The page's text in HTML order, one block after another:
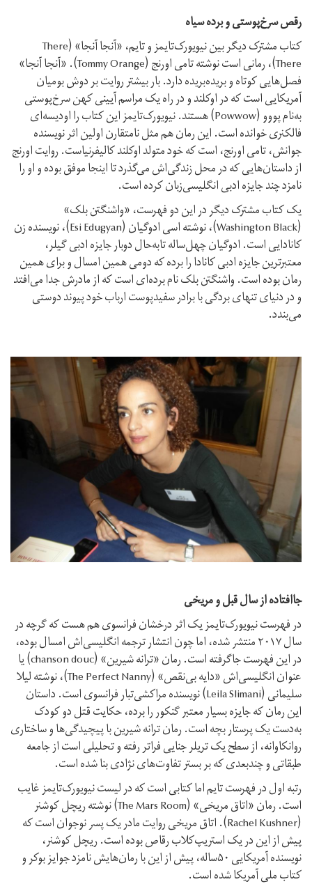
رقص سرخ‌پوستی و برده‌ سیاه
کتاب مشترک دیگر بین نیویورک‌تایمز و تایم، «آنجا آنجا» (There
There)، رمانی است نوشته‌ تامی اورنج (Tommy Orange). «آنجا آنجا»
فصل‌هایی کوتاه و بریده‌بریده دارد. بار بیشتر روایت بر دوش بومیان
آمریکایی است که در اوکلند و در راه یک مراسم آیینی کهن سرخ‌پوستی
به‌نام پووو (Powwow) هستند. نیویورک‌تایمز این کتاب را اودیسه‌ای
فالکنری خوانده است. این رمان هم مثل نامتقارن اولین اثر نویسنده‌
جوانش، تامی اورنج، است که خود متولد اوکلند کالیفرنیاست. روایت اورنج
از داستان‌هایی که در محل زندگی‌اش می‌گذرد تا اینجا موفق بوده و او را
نامزد چند جایزه‌ ادبی انگلیسی‌زبان کرده است.
یک کتاب مشترک دیگر در این دو فهرست، «واشنگتن بلک»
(Washington Black)، نوشته‌ اسی ادوگیان (Esi Edugyan)، نویسنده‌ زن
کانادایی است. ادوگیان چهل‌ساله تابه‌حال دوبار جایزه‌ ادبی گیلر،
معتبرترین جایزه‌ ادبی کانادا را برده که دومی همین امسال و برای همین
رمان بوده است. واشنگتن بلک نام برده‌ای است که از مادرش جدا می‌افتد
و در دنیای تنهای بردگی با برادر سفیدپوست ارباب خود پیوند دوستی
می‌بندد.
جاافتاده از سال قبل و مریخی
در فهرست نیویورک‌تایمز یک اثر درخشان فرانسوی هم هست که گرچه در
سال ۲۰۱۷ منتشر شده، اما چون انتشار ترجمه‌ انگلیسی‌اش امسال بوده،
در این فهرست جاگرفته است. رمان «ترانه‌ شیرین» (chanson douc) یا
عنوان انگلیسی‌اش «دایه‌ بی‌نقص» (The Perfect Nanny)، نوشته‌ لیلا
سلیمانی (Leila Slimani) نویسنده‌ مراکشی‌‌تبار فرانسوی است. داستان
این رمان که جایزه‌ بسیار معتبر گنکور را برده، حکایت قتل دو کودک
به‌دست یک پرستار بچه است. رمان ترانه‌ شیرین با پیچیدگی‌ها و ساختاری
روانکاوانه، از سطح یک تریلر جنایی فراتر رفته و تحلیلی است از جامعه‌
طبقاتی و چندبعدی که بر بستر تفاوت‌های نژادی بنا شده است.
رتبه‌ اول در فهرست تایم اما کتابی است که در لیست نیویورک‌تایمز غایب
است. رمان «اتاق مریخی» (The Mars Room) نوشته‌ ریچل کوشنر
(Rachel Kushner). اتاق مریخی روایت مادر یک پسر نوجوان است که
پیش از این در یک استریپ‌کلاب رقاص بوده است. ریچل کوشنر،
نویسنده‌ آمریکایی ۵۰ساله، پیش از این با رمان‌هایش نامزد جوایز بوکر و
کتاب ملی آمریکا شده است.